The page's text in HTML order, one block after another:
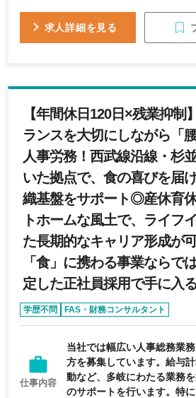
求人詳細を見る
【年間休日120日×残業抑制
ランスを大切にしながら「
人事労務！西武線沿線・杉
いた拠点で、食の喜びを届
織基盤をサポート◎産休育
トホームな風土で、ライフ
た長期的なキャリア形成が
「食」に携わる事業ならで
定した正社員採用で手に入
学歴不問 FAS・財務コンサルタント
仕事内容
当社では幅広い人事総務業
方を募集しています。給与
動など、多岐にわたる業務
のサポートを行います。特